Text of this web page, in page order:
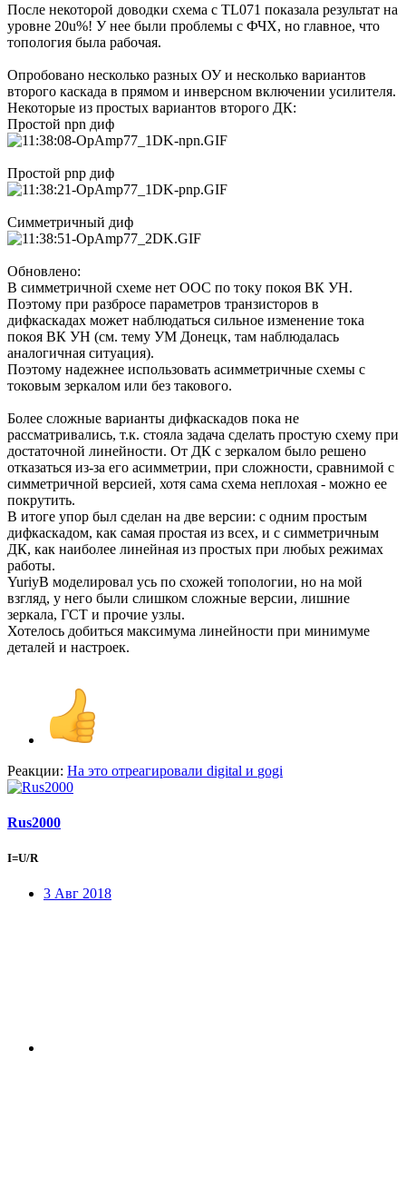
После некоторой доводки схема с TL071 показала результат на
уровне 20u%! У нее были проблемы с ФЧХ, но главное, что
топология была рабочая.
Опробовано несколько разных ОУ и несколько вариантов
второго каскада в прямом и инверсном включении усилителя.
Некоторые из простых вариантов второго ДК:
Простой npn диф
Простой pnp диф
Симметричный диф
Обновлено:
В симметричной схеме нет ООС по току покоя ВК УН.
Поэтому при разбросе параметров транзисторов в
дифкаскадах может наблюдаться сильное изменение тока
покоя ВК УН (см. тему УМ Донецк, там наблюдалась
аналогичная ситуация).
Поэтому надежнее использовать асимметричные схемы с
токовым зеркалом или без такового.
Более сложные варианты дифкаскадов пока не
рассматривались, т.к. стояла задача сделать простую схему при
достаточной линейности. От ДК с зеркалом было решено
отказаться из-за его асимметрии, при сложности, сравнимой с
симметричной версией, хотя сама схема неплохая - можно ее
покрутить.
В итоге упор был сделан на две версии: с одним простым
дифкаскадом, как самая простая из всех, и с симметричным
ДК, как наиболее линейная из простых при любых режимах
работы.
YuriyB моделировал усь по схожей топологии, но на мой
взгляд, у него были слишком сложные версии, лишние
зеркала, ГСТ и прочие узлы.
Хотелось добиться максимума линейности при минимуме
деталей и настроек.
Реакции: На это отреагировали digital и gogi
Rus2000
I=U/R
3 Авг 2018